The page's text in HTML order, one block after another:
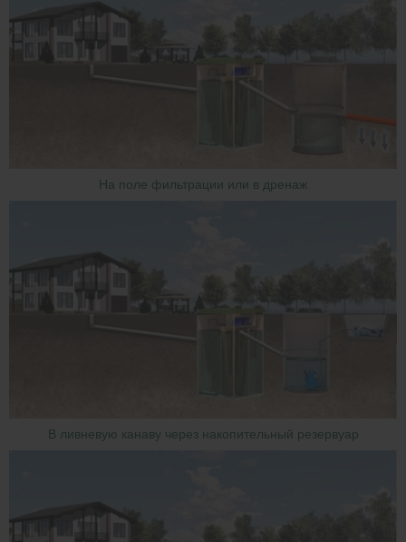
На поле фильтрации или в дренаж
В ливневую канаву через накопительный резервуар